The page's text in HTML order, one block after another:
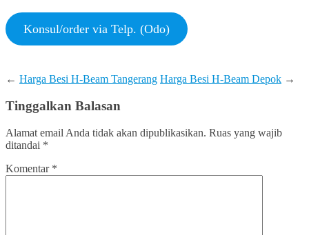
Konsul/order via Telp. (Odo)
← Harga Besi H-Beam Tangerang Harga Besi H-Beam Depok →
Tinggalkan Balasan
Alamat email Anda tidak akan dipublikasikan. Ruas yang wajib
ditandai *
Komentar *